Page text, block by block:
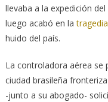
llevaba a la expedición
luego acabó en latragedia
huido del país.
La controladora aérea se
ciudad brasileña
-junto a su abogado-